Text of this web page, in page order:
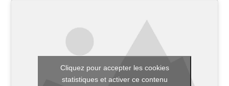
Toutes les actualités
Les rendez-vous de l’APHG
Concours de recrutement
Cliquez pour accepter les cookies
statistiques et activer ce contenu